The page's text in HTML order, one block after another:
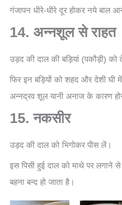
गंजापन धीरे-धीरे दूर होकर नये बाल
14. अन्नशूल से राहत
उड़द की दाल की बड़ियां (पकौड़ी)
फिर इन बड़ियों को शहद और देशी घी
अन्नद्रव शूल यानी अनाज के कारण
15. नकसीर
उड़द की दाल को भिगोकर पीस लें।
इस पिसी हुई दाल को माथे पर
बहना बन्द हो जाता है।